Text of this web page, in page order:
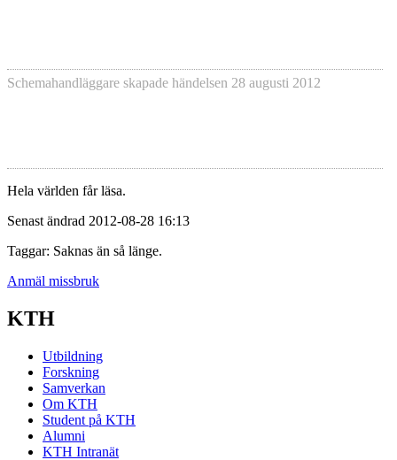
Schemahandläggare skapade händelsen 28 augusti 2012
Hela världen får läsa.
Senast ändrad 2012-08-28 16:13
Taggar: Saknas än så länge.
Anmäl missbruk
KTH
Utbildning
Forskning
Samverkan
Om KTH
Student på KTH
Alumni
KTH Intranät